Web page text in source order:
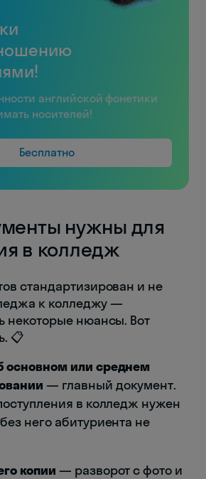
английской фонетики
носителей!
Бесплатно
нужны для
в колледж
стандартизирован и не
к колледжу —
некоторые нюансы. Вот
📋
основном или среднем
— главный документ.
в колледж нужен
него абитуриента не
копии — разворот с фото и